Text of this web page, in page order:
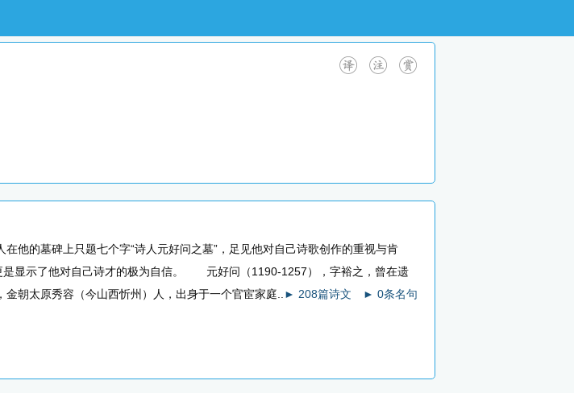
墓碑上只题七个字“诗人元好问之墓”，足见他对自己诗歌创作的重视与肯
是显示了他对自己诗才的极为自信。 元好问（1190-1257），字裕之，曾在遗
朝太原秀容（今山西忻州）人，出身于一个官宦家庭..
► 208篇诗文 ► 0条名句